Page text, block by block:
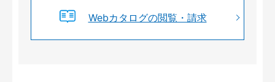
Webカタログの閲覧・請求